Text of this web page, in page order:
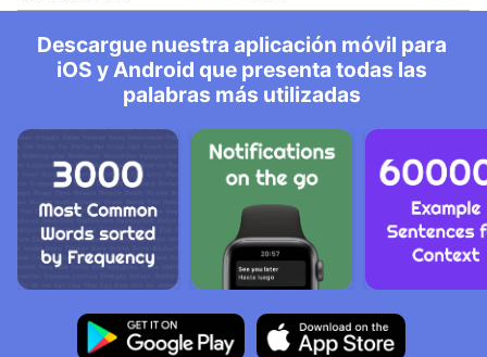
Descargue nuestra aplicación móvil para
iOS y Android que presenta todas las
palabras más utilizadas